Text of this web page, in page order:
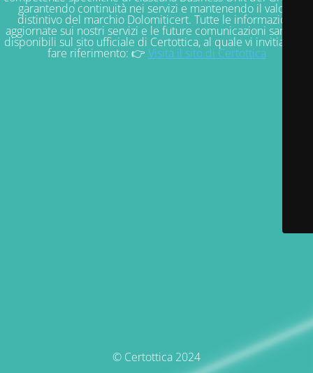
garantendo continuità nei servizi e mantenendo il valore
distintivo del marchio Dolomiticert. Tutte le informazioni
aggiornate sui nostri servizi e le future comunicazioni saranno
disponibili sul sito ufficiale di Certottica, al quale vi invitiamo a
fare riferimento: 👉 Visita il sito di Certottica
© Certottica 2024